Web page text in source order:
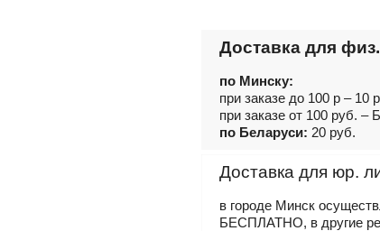
Доставка для
по Минску:
при заказе до 100 р – 10
при заказе от 100 руб.
по Беларуси: 20 руб.
Доставка для юр.
в городе Минск
БЕСПЛАТНО, в другие